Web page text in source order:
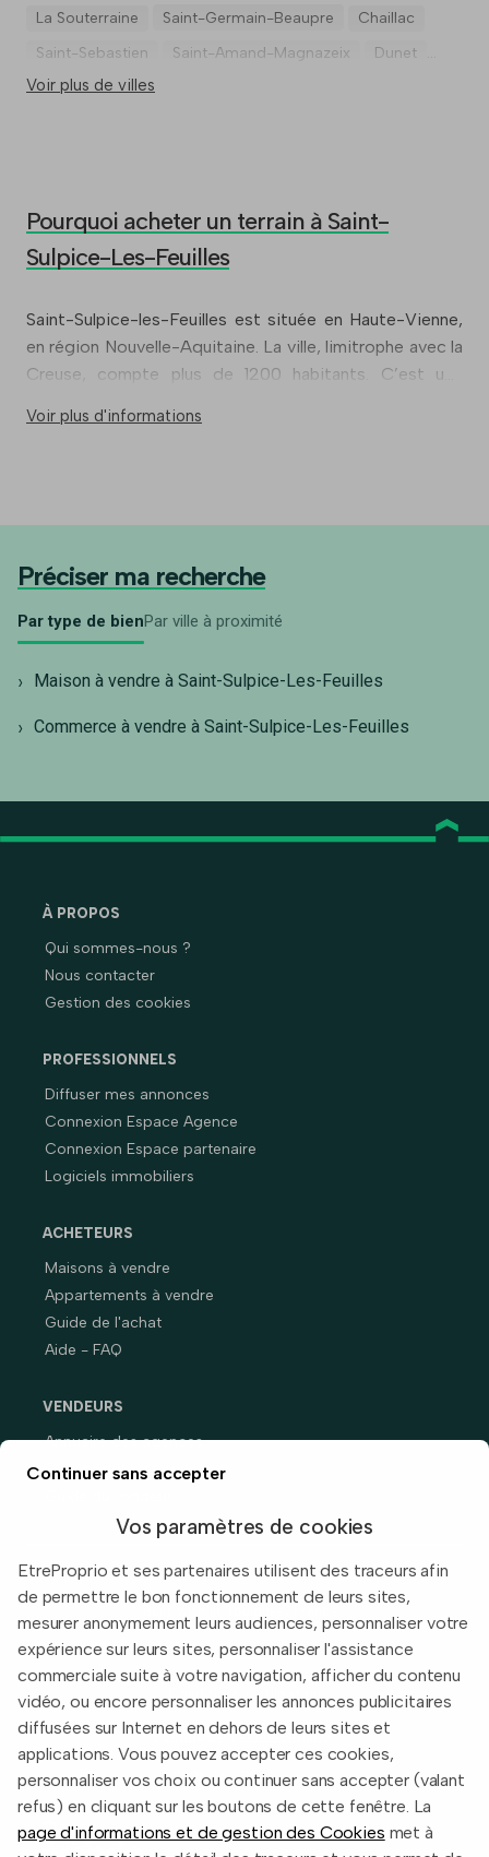
La Souterraine
Saint-Germain-Beaupre
Chaillac
Saint-Sebastien
Saint-Amand-Magnazeix
Dunet
Saint-Priest-La-Feuille
Voir plus de villes
Pourquoi acheter un terrain à Saint-
Sulpice-Les-Feuilles
Saint-Sulpice-les-Feuilles est située en Haute-Vienne,
en région Nouvelle-Aquitaine. La ville, limitrophe avec la
Creuse, compte plus de 1200 habitants. C’est une
d’une école primaire et d’un collège.
Voir plus d'informations
Préciser ma recherche
Par type de bienPar ville à proximité
Maison à vendre à Saint-Sulpice-Les-Feuilles
Commerce à vendre à Saint-Sulpice-Les-Feuilles
À PROPOS
Qui sommes-nous ?
Nous contacter
Gestion des cookies
PROFESSIONNELS
Diffuser mes annonces
Connexion Espace Agence
Connexion Espace partenaire
Logiciels immobiliers
ACHETEURS
Maisons à vendre
Appartements à vendre
Guide de l'achat
Aide - FAQ
VENDEURS
Annuaire des agences
Prix immobiliers en France
Informations légales
Conditions d'utilisation
Politique de confidentialité
2026 EtreProprio.com
Continuer sans accepter
Vos paramètres de cookies
EtreProprio et ses partenaires utilisent des traceurs afin
de permettre le bon fonctionnement de leurs sites,
mesurer anonymement leurs audiences, personnaliser votre
expérience sur leurs sites, personnaliser l'assistance
commerciale suite à votre navigation, afficher du contenu
vidéo, ou encore personnaliser les annonces publicitaires
diffusées sur Internet en dehors de leurs sites et
applications. Vous pouvez accepter ces cookies,
personnaliser vos choix ou continuer sans accepter (valant
refus) en cliquant sur les boutons de cette fenêtre. La
page d'informations et de gestion des Cookies met à